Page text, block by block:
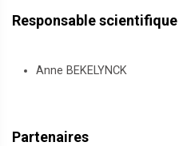
Responsable scientifique
Anne BEKELYNCK
Partenaires